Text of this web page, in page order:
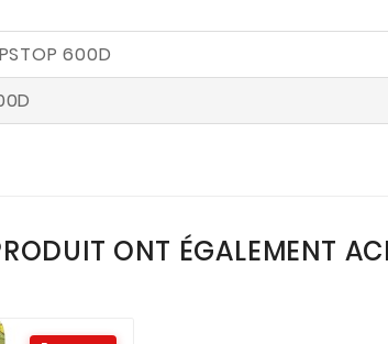
600D
ONT ÉGALEMENT